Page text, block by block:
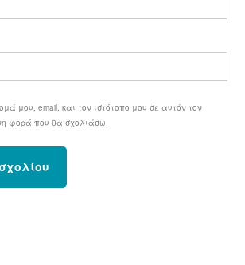
μου, email, και τον ιστότοπο μου σε αυτόν τον
φορά που θα σχολιάσω.